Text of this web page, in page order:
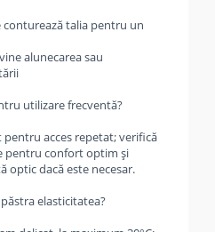
talia pentru un
alunecarea sau
utilizare frecventă?
pentru acces repetat; verifică
pentru confort optim și
optic dacă este necesar.
elasticitatea?